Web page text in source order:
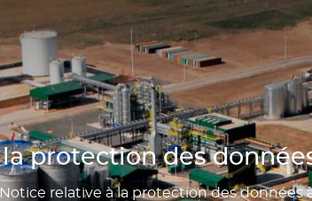
protection des
Notice relative à la protection des données